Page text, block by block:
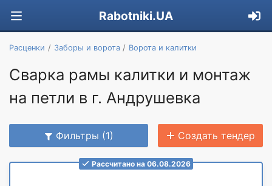
Rabotniki.UA
Расценки Заборы и ворота Ворота и калитки
Сварка рамы калитки и монтаж
на петли в г. Андрушевка
Фильтры (1) Создать тендер
Рассчитано на 06.08.2026